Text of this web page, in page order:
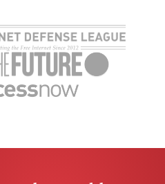
pomaga
rodzicom